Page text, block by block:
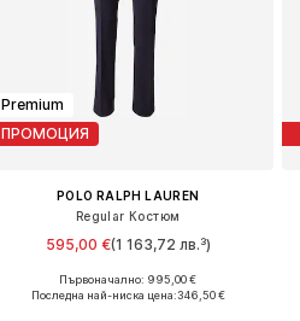
Premium
ПРОМОЦИЯ
POLO RALPH LAUREN
Regular Костюм
595,00 €(1 163,72 лв.³)
Първоначално: 995,00 €
Последна най-ниска цена:346,50 €